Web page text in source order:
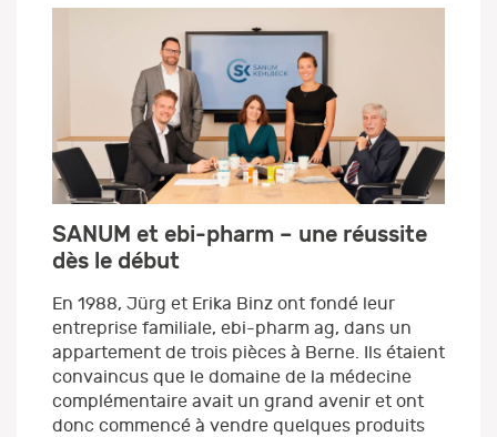
SANUM et ebi-pharm – une réussite
dès le début
En 1988, Jürg et Erika Binz ont fondé leur
entreprise familiale, ebi-pharm ag, dans un
appartement de trois pièces à Berne. Ils étaient
convaincus que le domaine de la médecine
complémentaire avait un grand avenir et ont
donc commencé à vendre quelques produits